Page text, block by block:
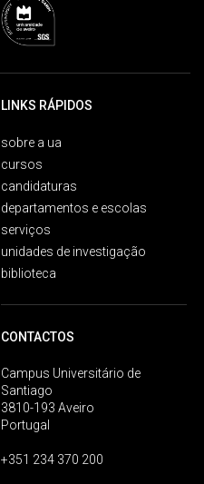
LINKS RÁPIDOS
sobre a ua
cursos
candidaturas
departamentos e escolas
serviços
unidades de investigação
biblioteca
CONTACTOS
Campus Universitário de
Santiago
3810-193 Aveiro
Portugal
+351 234 370 200